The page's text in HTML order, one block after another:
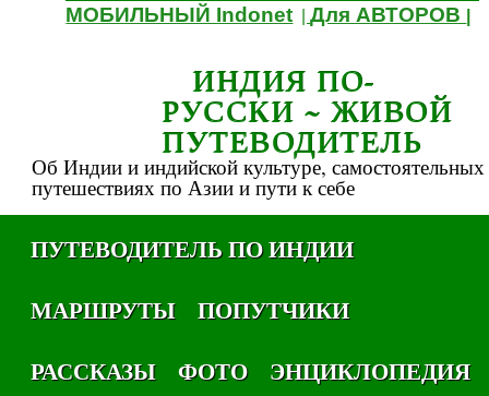
МОБИЛЬНЫЙ Indonet |Для АВТОРОВ
ИНДИЯ ПО-
РУССКИ ~ ЖИВОЙ
ПУТЕВОДИТЕЛЬ
Об Индии и индийской культуре, самостоятельных
путешествиях по Азии и пути к себе
ПУТЕВОДИТЕЛЬ ПО ИНДИИ
МАРШРУТЫ
ПОПУТЧИКИ
РАССКАЗЫ
ФОТО
ЭНЦИКЛОПЕДИЯ